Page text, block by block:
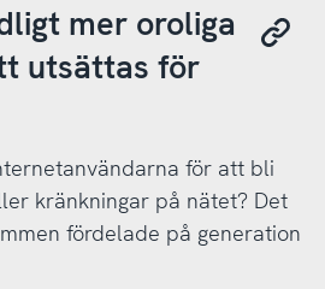
mer oroliga
utsättas för
för att bli
kränkningar på nätet? Det
fördelade på generation